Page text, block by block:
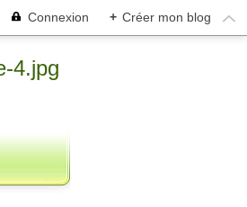
Connexion + Créer mon blog